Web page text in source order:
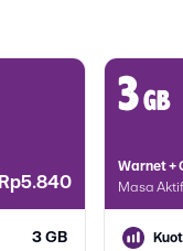
Rp5.840
3 GB
3gb
Warnet +
Masa